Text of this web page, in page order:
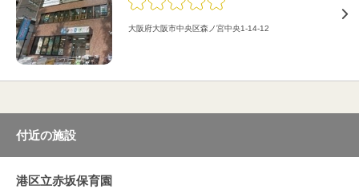
大阪府大阪市中央区森ノ宮中央1-14-12
付近の施設
港区立赤坂保育園